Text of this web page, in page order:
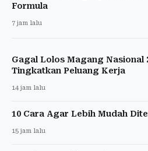
Formula
7 jam lalu
Gagal Lolos Magang Nasional
Tingkatkan Peluang Kerja
14 jam lalu
10 Cara Agar Lebih Mudah
15 jam lalu